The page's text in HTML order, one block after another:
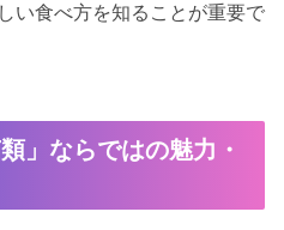
い食べ方を知ることが重要で
」ならではの魅力・